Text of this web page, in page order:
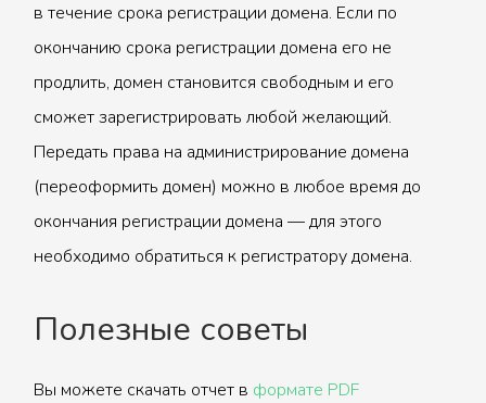
в течение срока регистрации домена. Если по
окончанию срока регистрации домена его не
продлить, домен становится свободным и его
сможет зарегистрировать любой желающий.
Передать права на администрирование домена
(переоформить домен) можно в любое время до
окончания регистрации домена — для этого
необходимо обратиться к регистратору домена.
Полезные советы
Вы можете скачать отчет в формате PDF